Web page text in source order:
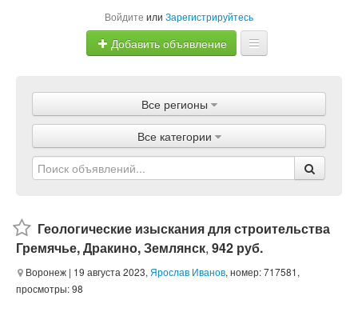
Войдите или Зарегистрируйтесь
Добавить объявление
Объявления
Магазины
Услуги
Все регионы
Все категории
Геологические изыскания для строительства
Гремячье, Дракино, Землянск, 942 руб.
Воронеж | 19 августа 2023, Ярослав Иванов, номер: 717581,
просмотры: 98